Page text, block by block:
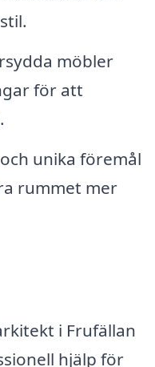
möbler
för att
unika föremål
rummet mer
i Frufällan
hjälp för